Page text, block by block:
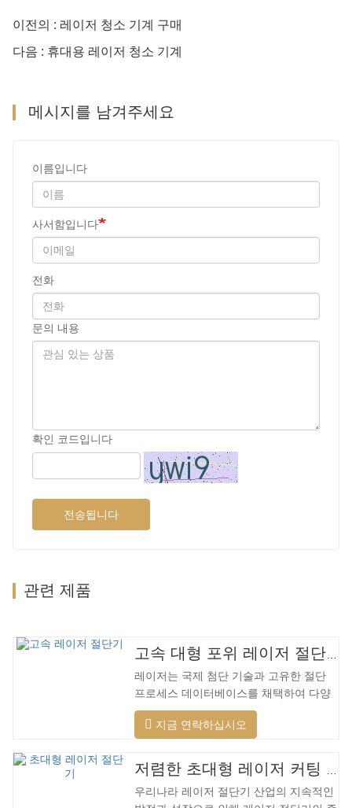
이전의 : 레이저 청소 기계 구매
다음 : 휴대용 레이저 청소 기계
메시지를 남겨주세요
이름입니다
사서함입니다
전화
문의 내용
확인 코드입니다
전송됩니다
관련 제품
레이저는 국제 첨단 기술과 고유한 절단
프로세스 데이터베이스를 채택하여 다양
한 재료에 대해 다양한 지능형 절단을 수
행하고, 절단 표면을 최적화하고, 더 넓은
나은 품질 및 더 낮은 비용을 적용할 수 있
습니다. 저전력에서 고출력 레이저 범위까
지. 레이저 헤드는 자동으로 장애물을 피
지금 연락하십시오
우리나라 레이저 절단기 산업의 지속적인